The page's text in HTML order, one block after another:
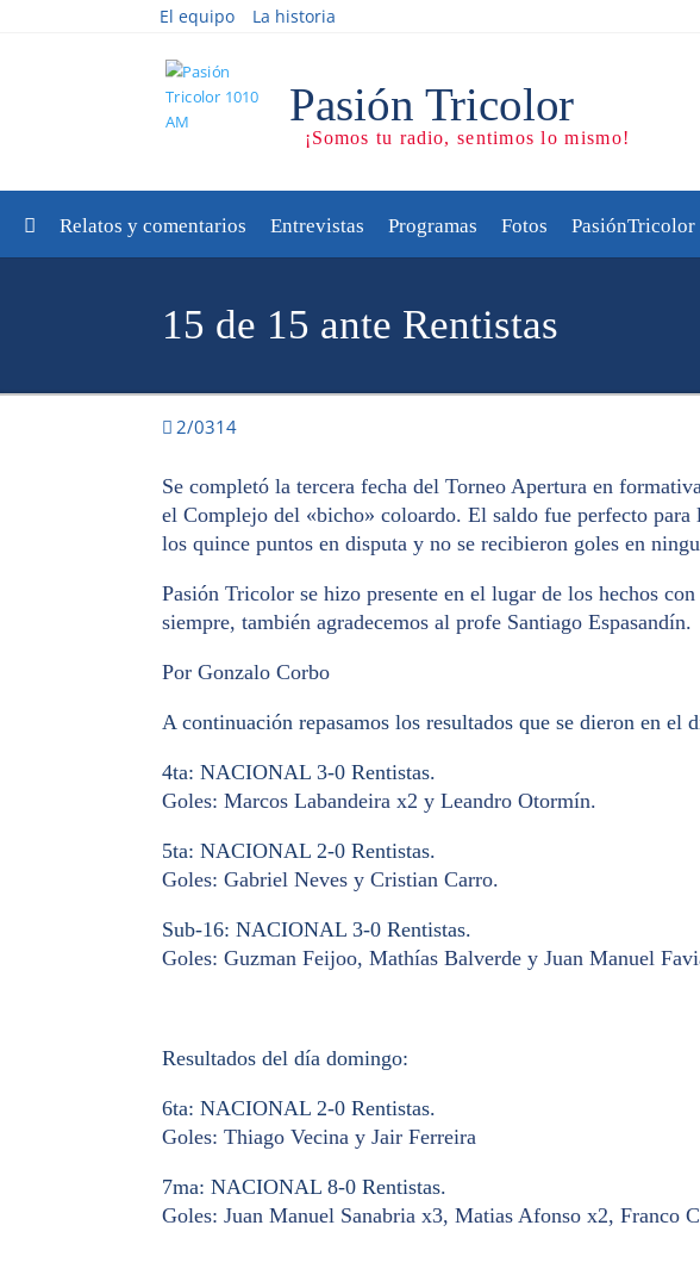
El equipo La historia
Relatos y comentarios Entrevistas Programas Fotos PasiónTricolor
15 de 15 ante Rentistas
2/0314
Se completó la tercera fecha del Torneo Apertura en
el Complejo del «bicho» coloardo. El saldo fue perfecto
los quince puntos en disputa y no se recibieron goles en
Pasión Tricolor se hizo presente en el lugar de los hechos
siempre, también agradecemos al profe Santiago Espasandín.
Por Gonzalo Corbo
A continuación repasamos los resultados que se dieron en el
4ta: NACIONAL 3-0 Rentistas.
Goles: Marcos Labandeira x2 y Leandro Otormín.
5ta: NACIONAL 2-0 Rentistas.
Goles: Gabriel Neves y Cristian Carro.
Sub-16: NACIONAL 3-0 Rentistas.
Goles: Guzman Feijoo, Mathías Balverde y Juan Manuel
Resultados del día domingo:
6ta: NACIONAL 2-0 Rentistas.
Goles: Thiago Vecina y Jair Ferreira
7ma: NACIONAL 8-0 Rentistas.
Goles: Juan Manuel Sanabria x3, Matias Afonso x2, Franco